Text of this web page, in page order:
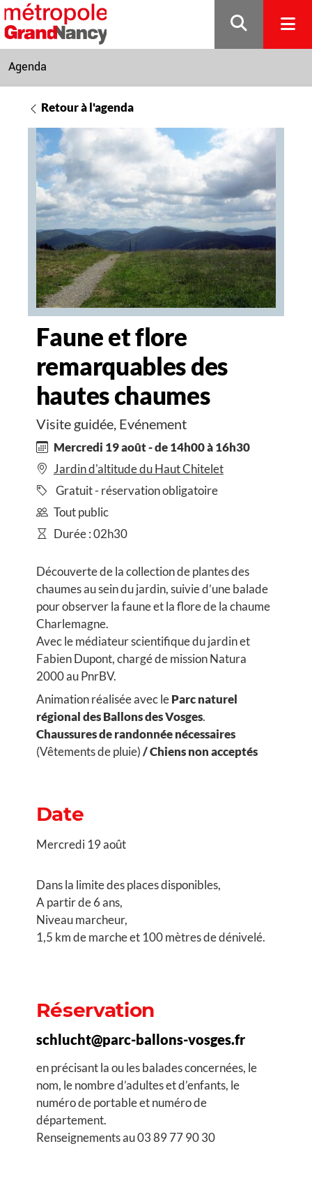
Gestion de vos préférences sur les cookies
Agenda
Retour à l'agenda
Faune et flore
remarquables des
hautes chaumes
Visite guidée, Evénement
Mercredi 19 août - de 14h00 à 16h30
Jardin d'altitude du Haut Chitelet
Gratuit - réservation obligatoire
Tout public
Durée : 02h30
Découverte de la collection de plantes des
chaumes au sein du jardin, suivie d’une balade
pour observer la faune et la flore de la chaume
Charlemagne.
Avec le médiateur scientifique du jardin et
Fabien Dupont, chargé de mission Natura
2000 au PnrBV.
Animation réalisée avec leParc naturel
régional des Ballons des Vosges.
Chaussures de randonnée nécessaires
(Vêtements de pluie)/ Chiens non acceptés
Date
Mercredi 19 août
Dans la limite des places disponibles,
A partir de 6 ans,
Niveau marcheur,
1,5 km de marche et 100 mètres de dénivelé.
Réservation
schlucht@parc-ballons-vosges.fr
en précisant la ou les balades concernées, le
nom, le nombre d’adultes et d’enfants, le
numéro de portable et numéro de
département.
Renseignements au 03 89 77 90 30